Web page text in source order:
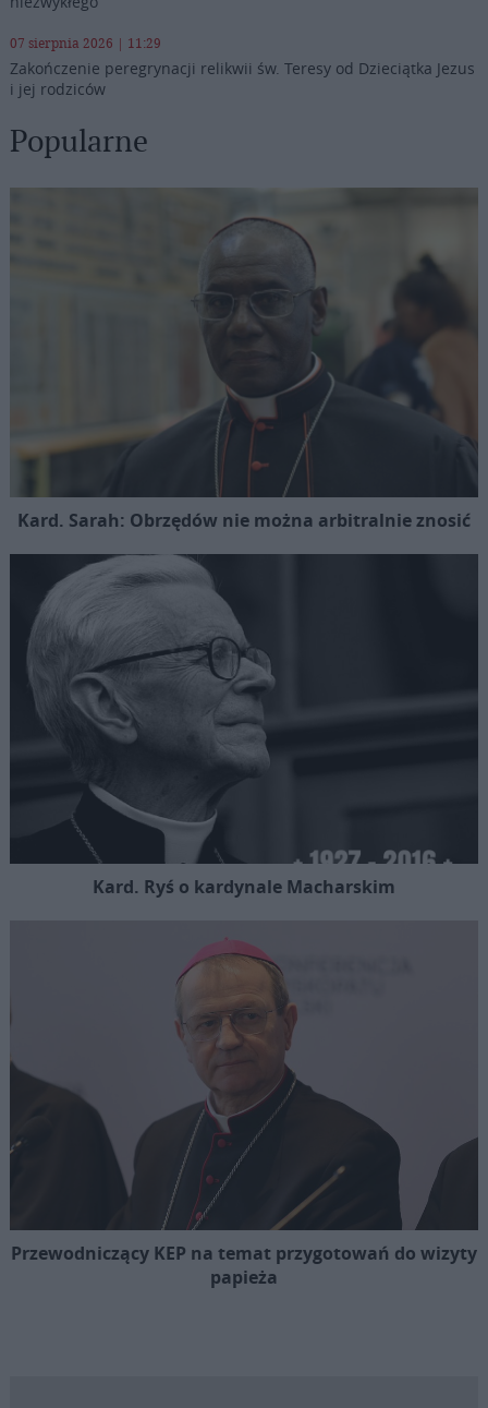
07 sierpnia 2026 | 11:29
Zakończenie peregrynacji relikwii św. Teresy od Dzieciątka Jezus
i jej rodziców
Popularne
Kard. Sarah: Obrzędów nie można arbitralnie znosić
Kard. Ryś o kardynale Macharskim
Przewodniczący KEP na temat przygotowań do wizyty
papieża